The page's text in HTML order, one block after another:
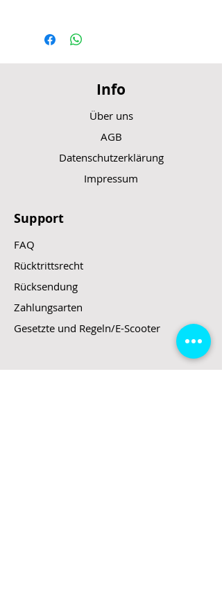
bestellten Artikel kann keine
Garantie auf das Bauteil gegeben
werden.
Info
Über uns
AGB
Datenschutzerklärung
Impressum
Support
FAQ
Rücktrittsrecht
Rücksendung
Zahlungsarten
Gesetzte und Regeln/E-Scooter
Shop